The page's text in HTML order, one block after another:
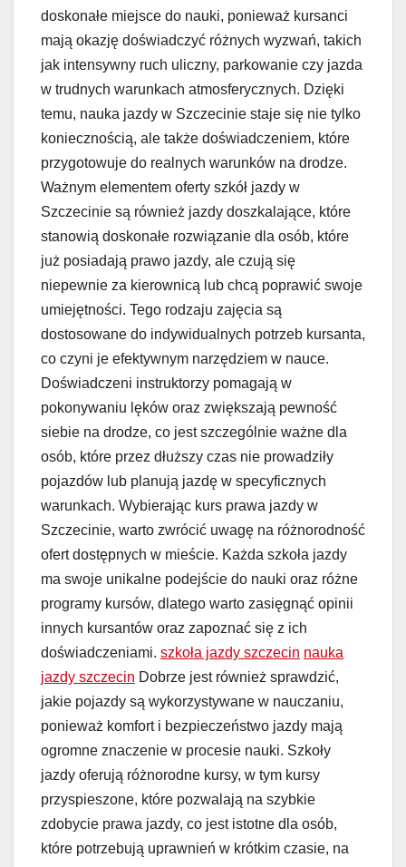
doskonałe miejsce do nauki, ponieważ kursanci
mają okazję doświadczyć różnych wyzwań, takich
jak intensywny ruch uliczny, parkowanie czy jazda
w trudnych warunkach atmosferycznych. Dzięki
temu, nauka jazdy w Szczecinie staje się nie tylko
koniecznością, ale także doświadczeniem, które
przygotowuje do realnych warunków na drodze.
Ważnym elementem oferty szkół jazdy w
Szczecinie są również jazdy doszkalające, które
stanowią doskonałe rozwiązanie dla osób, które
już posiadają prawo jazdy, ale czują się
niepewnie za kierownicą lub chcą poprawić swoje
umiejętności. Tego rodzaju zajęcia są
dostosowane do indywidualnych potrzeb kursanta,
co czyni je efektywnym narzędziem w nauce.
Doświadczeni instruktorzy pomagają w
pokonywaniu lęków oraz zwiększają pewność
siebie na drodze, co jest szczególnie ważne dla
osób, które przez dłuższy czas nie prowadziły
pojazdów lub planują jazdę w specyficznych
warunkach. Wybierając kurs prawa jazdy w
Szczecinie, warto zwrócić uwagę na różnorodność
ofert dostępnych w mieście. Każda szkoła jazdy
ma swoje unikalne podejście do nauki oraz różne
programy kursów, dlatego warto zasięgnąć opinii
innych kursantów oraz zapoznać się z ich
doświadczeniami. szkoła jazdy szczecin nauka
jazdy szczecin Dobrze jest również sprawdzić,
jakie pojazdy są wykorzystywane w nauczaniu,
ponieważ komfort i bezpieczeństwo jazdy mają
ogromne znaczenie w procesie nauki. Szkoły
jazdy oferują różnorodne kursy, w tym kursy
przyspieszone, które pozwalają na szybkie
zdobycie prawa jazdy, co jest istotne dla osób,
które potrzebują uprawnień w krótkim czasie, na